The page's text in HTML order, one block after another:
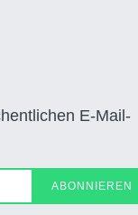
E-Mail-
ABONNIEREN